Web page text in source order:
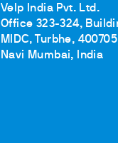
Velp India Pvt. Ltd.
Office 323-324,
MIDC, Turbhe,
Navi Mumbai, India